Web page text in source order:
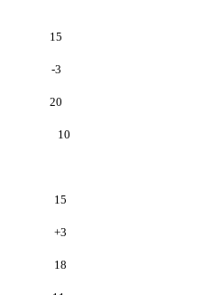
15
-3
20
10
15
+3
18